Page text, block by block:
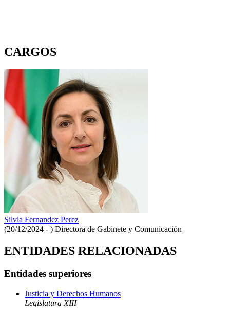
CARGOS
Silvia Fernandez Perez
(20/12/2024 - ) Directora de Gabinete y Comunicación
ENTIDADES RELACIONADAS
Entidades superiores
Justicia y Derechos Humanos
Legislatura XIII